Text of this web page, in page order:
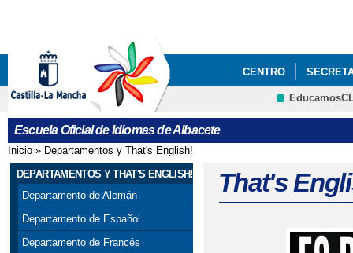
CENTRO
PLANES DEL CENTRO
Escuela Oficial de Idiomas de Albacete
Se encuentra usted aquí
Inicio » Departamentos y That's English!
DEPARTAMENTOS Y THAT'S ENGLISH!
Departamento de Alemán
Departamento de Español
Departamento de Francés
That's